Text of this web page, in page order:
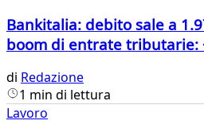
Bankitalia: debito sale a
boom di entrate tributarie:
di Redazione
1 min di lettura
Lavoro